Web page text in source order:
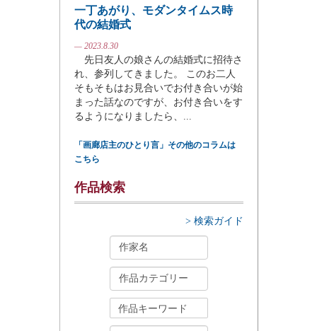
一丁あがり、モダンタイムス時
代の結婚式
— 2023.8.30
先日友人の娘さんの結婚式に招待さ
れ、参列してきました。 このお二人
そもそもはお見合いでお付き合いが始
まった話なのですが、お付き合いをす
るようになりましたら、...
「画廊店主のひとり言」その他のコラムは
こちら
作品検索
> 検索ガイド